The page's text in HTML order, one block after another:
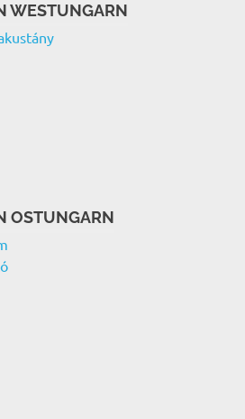
WESTUNGARN
OSTUNGARN